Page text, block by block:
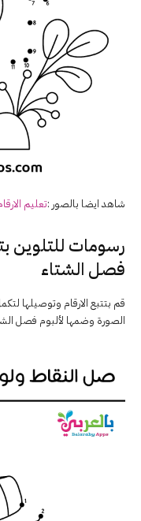
شاهد ايضا بالصور :تعليم
رسومات للتلوين
فصل الشتاء
قم بتتبع الارقام وتوصيلها
الصورة وضمها لألبوم فصل